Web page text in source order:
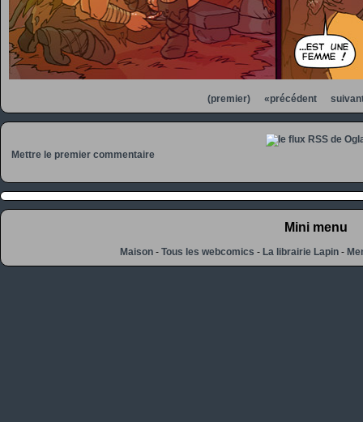
(premier) «précédent
Mettre le premier commentaire
Mini menu
Maison -Tous les webcomics -La librairie Lapin -